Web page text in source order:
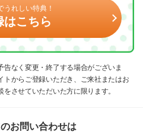
うれしい特典！
はこちら
なく変更・終了する場合がございま
からご登録いただき、ご来社またはお
させていただいた方に限ります。
お問い合わせは